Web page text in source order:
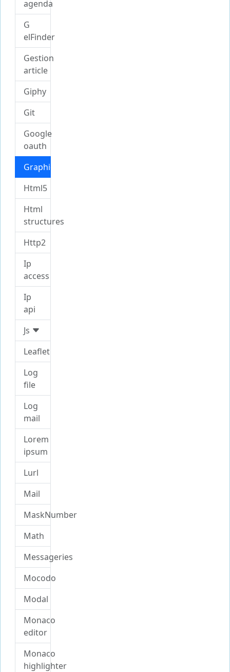
agenda
G
elFinder
Gestion
article
Giphy
Git
Google
oauth
Graphique
Html5
Html
structures
Http2
Ip
access
Ip
api
Js
Leaflet
Log
file
Log
mail
Lorem
ipsum
Lurl
Mail
MaskNumber
Math
Messageries
Mocodo
Modal
Monaco
editor
Monaco
highlighter